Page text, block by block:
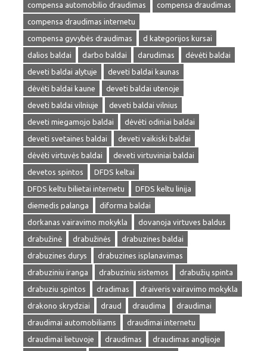
compensa automobilio draudimas
compensa draudimas
compensa draudimas internetu
compensa gyvybės draudimas
d kategorijos kursai
dalios baldai
darbo baldai darudimas
dėvėti baldai
deveti baldai alytuje
deveti baldai kaunas
dėvėti baldai kaune
deveti baldai utenoje
deveti baldai vilniuje
deveti baldai vilnius
deveti miegamojo baldai
dėvėti odiniai baldai
deveti svetaines baldai
deveti vaikiski baldai
dėvėti virtuvės baldai
deveti virtuviniai baldai
devetos spintos
DFDS keltai
DFDS keltu bilietai internetu
DFDS keltu linija
diemedis palanga
diforma baldai
dorkanas vairavimo mokykla
dovanoja virtuves baldus
drabužinė
drabužinės
drabuzines baldai
drabuzines durys
drabuzines isplanavimas
drabuziniu iranga
drabuziniu sistemos
drabužių spinta
drabuziu spintos
dradimas
draiveris vairavimo mokykla
drakono skrydziai
draud draudima
draudimai
draudimai automobiliams
draudimai internetu
draudimai lietuvoje
draudimas
draudimas anglijoje